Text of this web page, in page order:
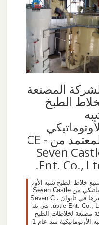
المصنعة
الطبخ
المعتمد من CE -
Seven
Ent. Co.,
خلاط الطبخ شبه الأوت
وماتيكي من Seven Castle
مقرها في تايوان ، Seven C
astle Ent. Co., Ltd. هي ش
مصنعة لخلاطات الطبخ
شبه الأوتوماتيكية منذ عام 1